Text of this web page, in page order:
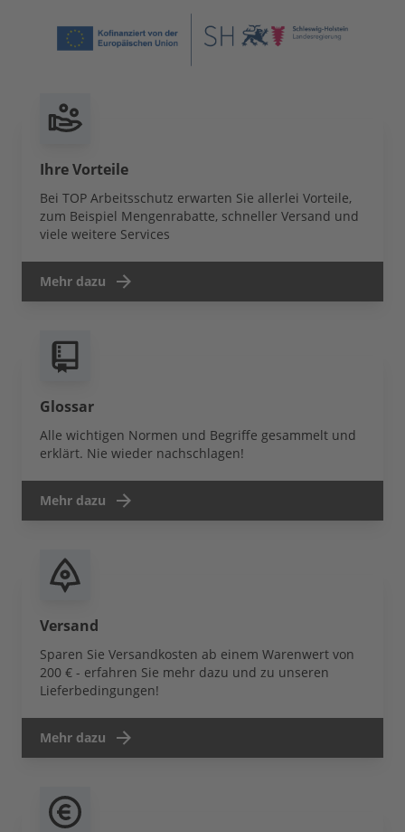
Ihre Vorteile
Bei TOP Arbeitsschutz erwarten Sie allerlei Vorteile,
zum Beispiel Mengenrabatte, schneller Versand und
viele weitere Services
Mehr dazu
Glossar
Alle wichtigen Normen und Begriffe gesammelt und
erklärt. Nie wieder nachschlagen!
Mehr dazu
Versand
Sparen Sie Versandkosten ab einem Warenwert von
200 € - erfahren Sie mehr dazu und zu unseren
Lieferbedingungen!
Mehr dazu